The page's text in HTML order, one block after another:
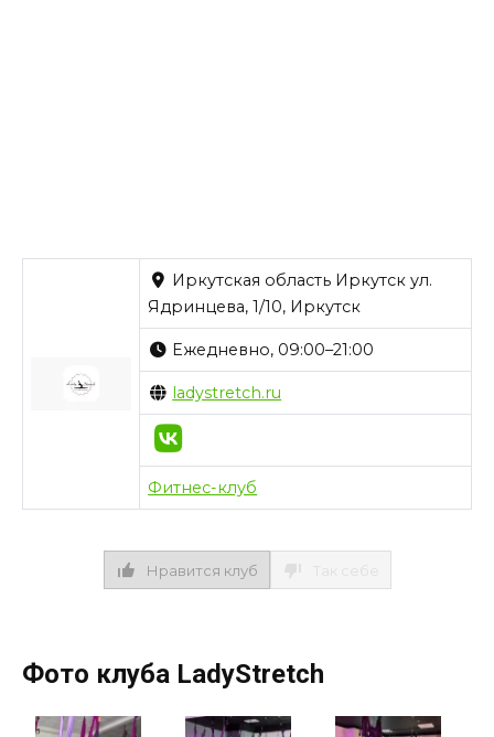
Иркутская область Иркутск ул.
Ядринцева, 1/10, Иркутск
Ежедневно, 09:00–21:00
ladystretch.ru
Фитнес-клуб
Нравится клуб
Фото клуба LadyStretch